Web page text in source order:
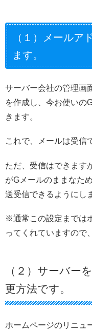
（１）メールア
ます。
サーバー会社の管理画
を作成し、今お使いの
きます。
これで、メールは受信
ただ、受信はできます
がGメールのままなた
送受信できるようにし
※通常この設定までは
ってくれていますので
（２）サーバー
更方法です。
ホームページのリニュ